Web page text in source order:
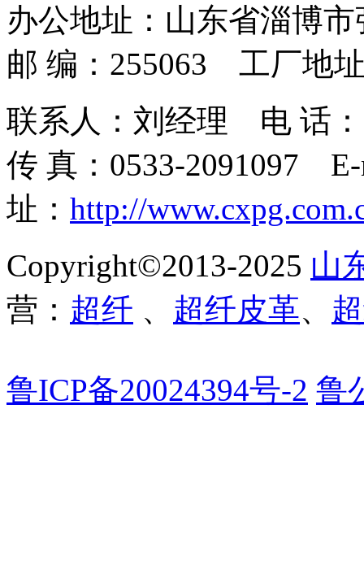
办公地址：山东省淄博
邮 编：255063 工厂地
联系人：刘经理 电 话：
传 真：0533-2091097
址： http://
Copyright©2013-2025 山
营： 超纤 、 超纤皮革、
鲁ICP备20024394号-2 鲁